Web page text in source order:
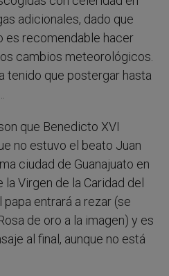
adicionales, dado que
es recomendable hacer
cambios meteorológicos.
tenido que postergar hasta
que Benedicto XVI
no estuvo el beato Juan
ciudad de Guanajuato en
Virgen de la Caridad del
papa entrará a rezar (se
de oro a la imagen) y es
al final, aunque no está